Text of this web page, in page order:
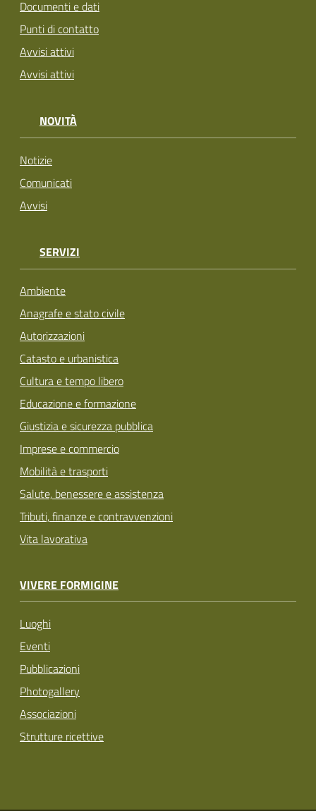
Documenti e dati
Punti di contatto
Avvisi attivi
Avvisi attivi
NOVITÀ
Notizie
Comunicati
Avvisi
SERVIZI
Ambiente
Anagrafe e stato civile
Autorizzazioni
Catasto e urbanistica
Cultura e tempo libero
Educazione e formazione
Giustizia e sicurezza pubblica
Imprese e commercio
Mobilità e trasporti
Salute, benessere e assistenza
Tributi, finanze e contravvenzioni
Vita lavorativa
VIVERE FORMIGINE
Luoghi
Eventi
Pubblicazioni
Photogallery
Associazioni
Strutture ricettive